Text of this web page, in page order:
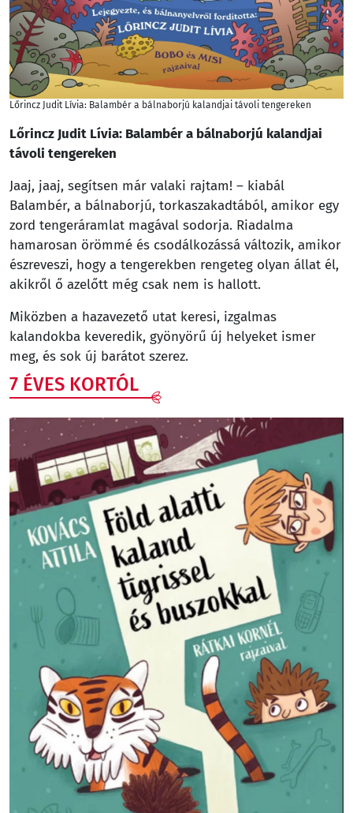
Lőrincz Judit Lívia: Balambér a bálnaborjú kalandjai távoli tengereken
Lőrincz Judit Lívia: Balambér a bálnaborjú kalandjai
távoli tengereken
Jaaj, jaaj, segítsen már valaki rajtam! – kiabál
Balambér, a bálnaborjú, torkaszakadtából, amikor egy
zord tengeráramlat magával sodorja. Riadalma
hamarosan örömmé és csodálkozássá változik, amikor
észreveszi, hogy a tengerekben rengeteg olyan állat él,
akikről ő azelőtt még csak nem is hallott.
Miközben a hazavezető utat keresi, izgalmas
kalandokba keveredik, gyönyörű új helyeket ismer
meg, és sok új barátot szerez.
7 ÉVES KORTÓL